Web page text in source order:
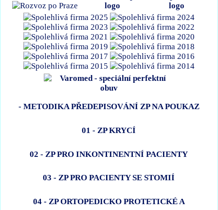
- METODIKA PŘEDEPISOVÁNÍ ZP NA POUKAZ
01 - ZP KRYCÍ
02 - ZP PRO INKONTINENTNÍ PACIENTY
03 - ZP PRO PACIENTY SE STOMIÍ
04 - ZP ORTOPEDICKO PROTETICKÉ A